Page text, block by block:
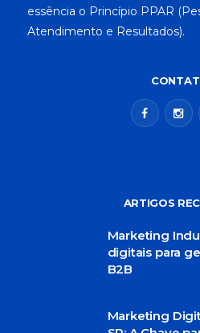
essência o Princípio PPAR
Atendimento e Resultados).
ARTIGOS
Marketing
digitais para
B2B
Marketing